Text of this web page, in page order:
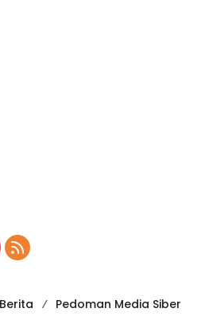
Pedoman Media Siber